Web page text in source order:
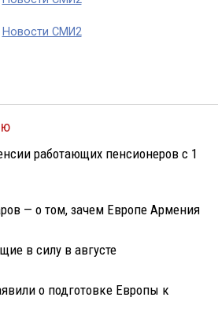
Новости СМИ2
работающих пенсионеров с 1
— о том, зачем Европе Армения
в силу в августе
о подготовке Европы к